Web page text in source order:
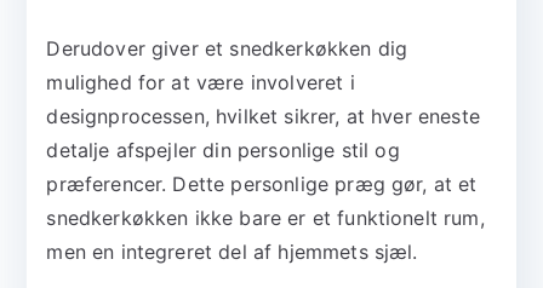
Derudover giver et snedkerkøkken dig
mulighed for at være involveret i
designprocessen, hvilket sikrer, at hver eneste
detalje afspejler din personlige stil og
præferencer. Dette personlige præg gør, at et
snedkerkøkken ikke bare er et funktionelt rum,
men en integreret del af hjemmets sjæl.